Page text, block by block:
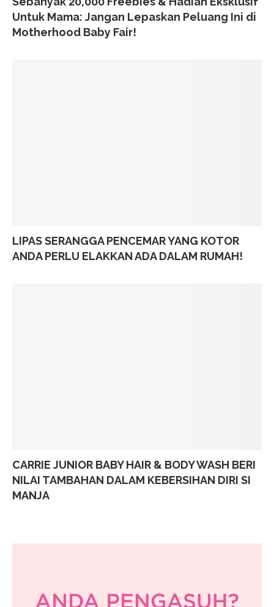
Untuk Mama: Jangan Lepaskan Peluang Ini di
Motherhood Baby Fair!
LIPAS SERANGGA PENCEMAR YANG KOTOR
ANDA PERLU ELAKKAN ADA DALAM RUMAH!
CARRIE JUNIOR BABY HAIR & BODY WASH BERI
NILAI TAMBAHAN DALAM KEBERSIHAN DIRI SI
MANJA